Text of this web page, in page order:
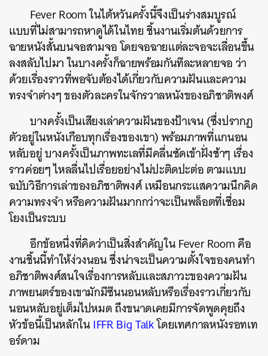
Fever Room ในไต้หวันครั้งนี้จึงเป็นร่างสมบูรณ์
แบบที่ไม่สามารถหาดูได้ในไทย ชิ้นงานเริ่มต้นด้วยการ
ฉายหนังสั้นบนจอสามจอ โดยจอฉายแต่ละจอจะเลื่อนขึ้น
ลงสลับไปมา ในบางครั้งก็ฉายพร้อมกันทีละหลายจอ ว่า
ด้วยเรื่องราวที่พอจับต้องได้เกี่ยวกับความฝันและความ
ทรงจำต่างๆ ของตัวละครในจักรวาลหนังของอภิชาติพงศ์
บางครั้งเป็นเสียงเล่าความฝันของป้าเจน (ซึ่งปรากฏ
ตัวอยู่ในหนังเกือบทุกเรื่องของเขา) พร้อมภาพที่แกนอน
หลับอยู่ บางครั้งเป็นภาพทะเลที่มีคลื่นซัดเข้าฝั่งช้าๆ เรื่อง
ราวค่อยๆ ไหลลื่นไปเรื่อยอย่างไม่ปะติดปะต่อ ตามแบบ
ฉบับวิธีการเล่าของอภิชาติพงศ์ เหมือนกระแสความนึกคิด
ความทรงจำ หรือความฝันมากกว่าจะเป็นพล็อตที่เชื่อม
โยงเป็นระบบ
อีกข้อหนึ่งที่คิดว่าเป็นสิ่งสำคัญใน Fever Room คือ
งานชิ้นนี้ทำให้ง่วงนอน ซึ่งน่าจะเป็นความตั้งใจของคนทำ
อภิชาติพงศ์สนใจเรื่องการหลับและสภาวะของความฝัน
ภาพยนตร์ของเขามักมีซีนนอนหลับหรือเรื่องราวเกี่ยวกับ
นอนหลับอยู่เต็มไปหมด ถึงขนาดเคยมีการจัดพูดคุยถึง
หัวข้อนี้เป็นหลักในIFFR Big Talkโดยเทศกาลหนังรอทเท
อร์ดาม